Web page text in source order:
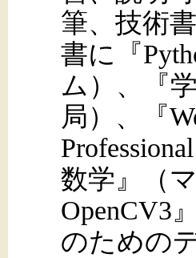
筆、技術
書に『
ム）、『
局）、『
数学』（
OpenCV3
のための